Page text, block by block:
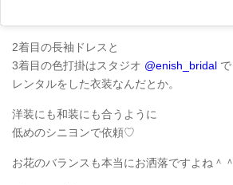
2着目の長袖ドレスと
3着目の色打掛はスタジオ @enish_bridal で
レンタルをした衣装なんだとか。
洋装にも和装にも合うように
低めのシニヨンで依頼♡
お花のバランスも本当にお洒落ですよね＾＾